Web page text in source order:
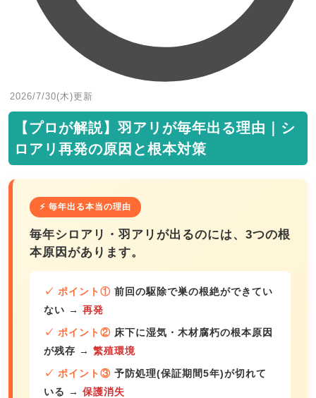
2026/7/30(木)更新
【プロが解説】羽アリが毎年出る理由｜シ
ロアリ再発の原因と根本対策
⚡ 毎年出る本当の理由
毎年シロアリ・羽アリが出るのには、3つの根
本原因があります。
✓ ポイント① 前回の駆除で巣の根絶ができてい
ない → 再発
✓ ポイント② 床下に湿気・木材腐朽の根本原因
が残存 → 繁殖環境
✓ ポイント③ 予防処理(保証期間5年)が切れて
いる → 保護消失